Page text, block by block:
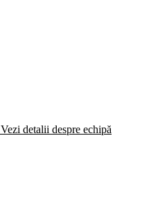
Vezi detalii despre echipă